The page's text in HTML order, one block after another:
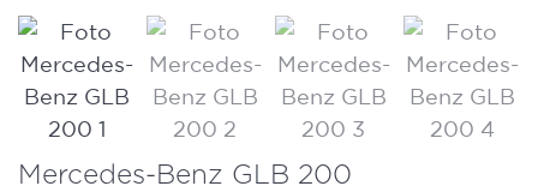
Mercedes-Benz GLB 200